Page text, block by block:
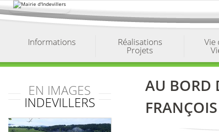
au
contenu.
Informations Réalisations
Projets
Vie
EN IMAGES
INDEVILLERS
AU BORD